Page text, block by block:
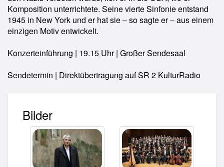
Komposition unterrichtete. Seine vierte Sinfonie entstand
1945 in New York und er hat sie – so sagte er – aus einem
einzigen Motiv entwickelt.
Konzerteinführung | 19.15 Uhr | Großer Sendesaal
Sendetermin | Direktübertragung auf SR 2 KulturRadio
Bilder